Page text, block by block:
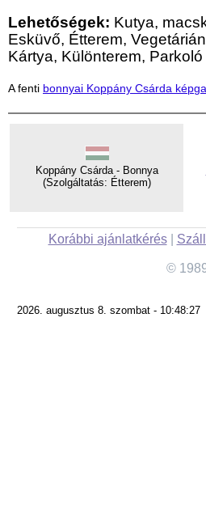
Lehetőségek: Kutya,
Esküvő, Étterem,
Kártya, Különterem, Parkoló
A fenti bonnyai Koppány Csárda
Koppány Csárda - Bonnya
(Szolgáltatás: Étterem)
Korábbi ajánlatkérés|
©
2026. augusztus 8. szombat - 10:48:27